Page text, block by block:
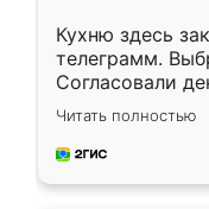
Кухню здесь
телеграмм.
Согласовали
недели кухня
довольны
мебель за
Читать полностью